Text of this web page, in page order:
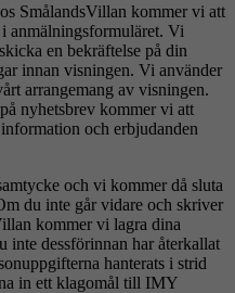
SmålandsVillan kommer vi att
anmälningsformuläret. Vi
en bekräftelse på din
innan visningen. Vi använder
arrangemang av visningen.
nyhetsbrev kommer vi att
och erbjudanden
och vi kommer då sluta
du inte går vidare och skriver
kommer vi lagra dina
inte dessförinnan har återkallat
hanterats i strid
in ett klagomål till IMY